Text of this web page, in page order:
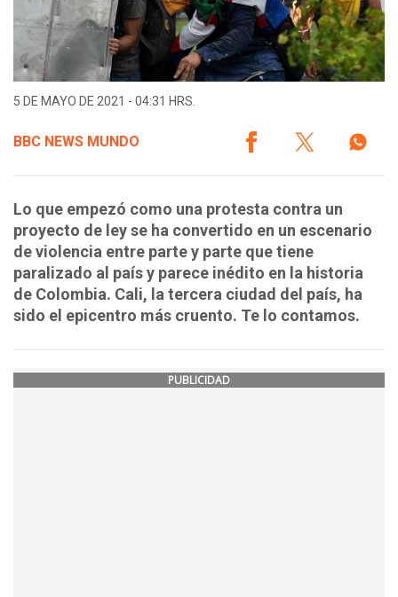
5 DE MAYO DE 2021 - 04:31 HRS.
BBC NEWS MUNDO
Lo que empezó como una protesta contra un
proyecto de ley se ha convertido en un escenario
de violencia entre parte y parte que tiene
paralizado al país y parece inédito en la historia
de Colombia. Cali, la tercera ciudad del país, ha
sido el epicentro más cruento. Te lo contamos.
PUBLICIDAD